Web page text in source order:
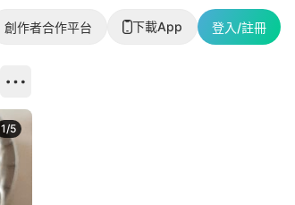
創作者合作平台 下載App 登入/註冊
1/5